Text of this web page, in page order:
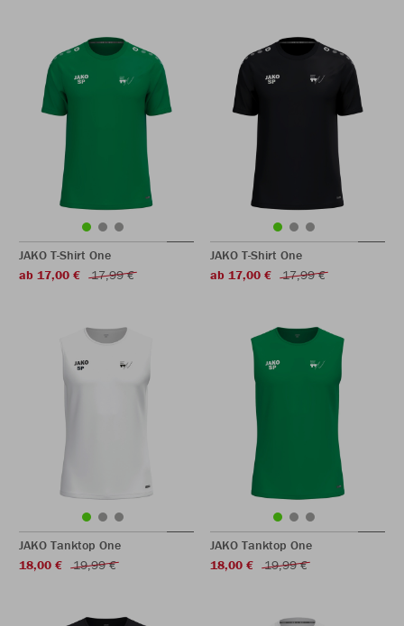
JAKO T-Shirt One
ab 17,00 €
17,99 €
JAKO T-Shirt One
ab 17,00 €
17,99 €
JAKO Tanktop One
18,00 €
19,99 €
JAKO Tanktop One
18,00 €
19,99 €